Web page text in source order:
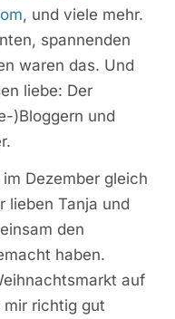
, und viele mehr.
spannenden
waren das. Und
liebe: Der
)Bloggern und
Dezember gleich
lieben Tanja und
den
haben.
auf
mir richtig gut